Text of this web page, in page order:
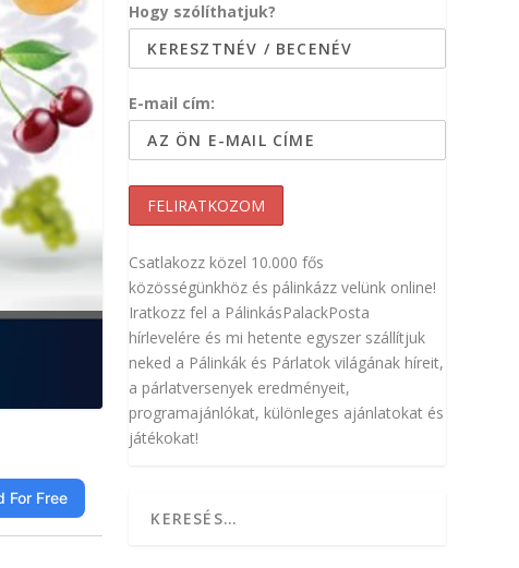
Hogy szólíthatjuk?
E-mail cím:
Csatlakozz közel 10.000 fős
közösségünkhöz és pálinkázz velünk online!
Iratkozz fel a PálinkásPalackPosta
hírlevelére és mi hetente egyszer szállítjuk
neked a Pálinkák és Párlatok világának híreit,
a párlatversenyek eredményeit,
programajánlókat, különleges ajánlatokat és
játékokat!